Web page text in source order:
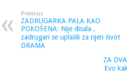
Previous
ZADRUGARKA PALA KAO
POKOŠENA: Nije disala ,
zadrugari se uplašili za njen život
DRAMA
ZA
Evo